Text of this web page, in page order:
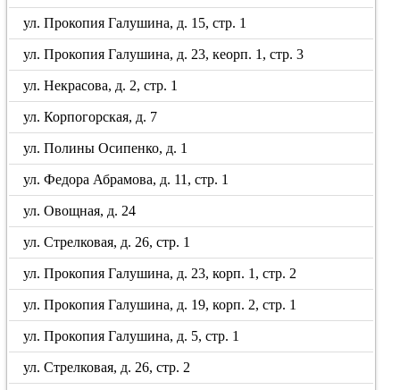
ул. Прокопия Галушина, д. 15, стр. 1
ул. Прокопия Галушина, д. 23, кеорп. 1, стр. 3
ул. Некрасова, д. 2, стр. 1
ул. Корпогорская, д. 7
ул. Полины Осипенко, д. 1
ул. Федора Абрамова, д. 11, стр. 1
ул. Овощная, д. 24
ул. Стрелковая, д. 26, стр. 1
ул. Прокопия Галушина, д. 23, корп. 1, стр. 2
ул. Прокопия Галушина, д. 19, корп. 2, стр. 1
ул. Прокопия Галушина, д. 5, стр. 1
ул. Стрелковая, д. 26, стр. 2